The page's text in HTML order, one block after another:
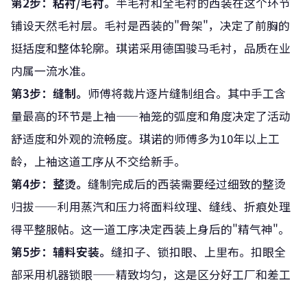
铺设天然毛衬层。毛衬是西装的"骨架"，决定了前胸的
挺括度和整体轮廓。琪诺采用德国骏马毛衬，品质在业
内属一流水准。
第3步：缝制。 师傅将裁片逐片缝制组合。其中手工含
量最高的环节是上袖——袖笼的弧度和角度决定了活动
舒适度和外观的流畅度。琪诺的师傅多为10年以上工
龄，上袖这道工序从不交给新手。
第4步：整烫。 缝制完成后的西装需要经过细致的整烫
归拔——利用蒸汽和压力将面料纹理、缝线、折痕处理
得平整服帖。这一道工序决定西装上身后的"精气神"。
第5步：辅料安装。 缝扣子、锁扣眼、上里布。扣眼全
部采用机器锁眼——精致均匀，这是区分好工厂和差工